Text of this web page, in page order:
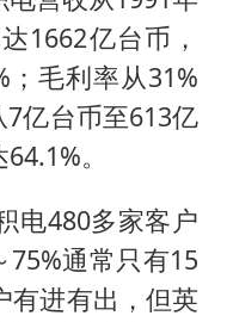
1662亿台币，
毛利率从31%
亿台币至613亿
。
电480多家客户
75%通常只有15
有进有出，但英